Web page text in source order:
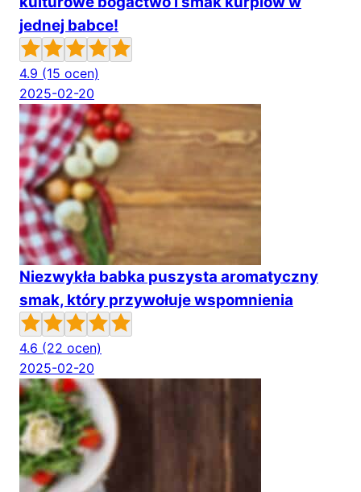
jednej babce!
4.9 (15 ocen)
2025-02-20
Niezwykła babka puszysta aromatyczny
smak, który przywołuje wspomnienia
4.6 (22 ocen)
2025-02-20